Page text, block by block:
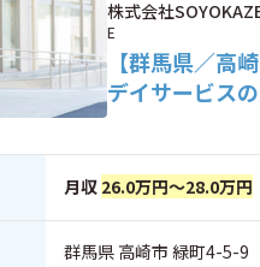
株式会社
E
【群馬県／高
デイサービス
月収 26.0万円～28.0万円
群馬県 高崎市 緑町4-5-9